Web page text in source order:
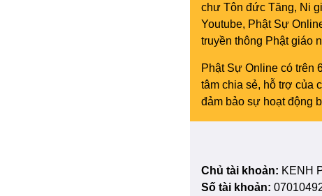
chư Tôn đức Tăng, Ni
Youtube, Phật Sự
truyền thông Phật giáo
Phật Sự Online có trên
tâm chia sẻ, hỗ trợ của
đảm bảo sự hoạt động
Chủ tài khoản: KENH
Số tài khoản: